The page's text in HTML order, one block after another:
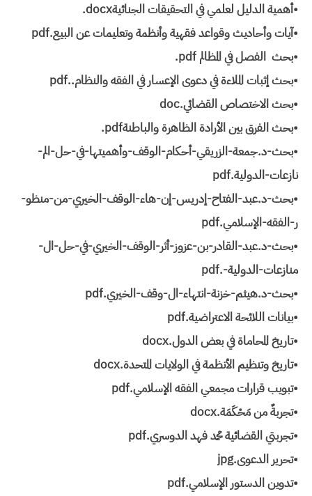
•أهمية الدليل لعلمي في التحقيقات الجنائية‎.docx
•آيات وأحاديث وقواعد فقهية وأنظمة وتعليمات عن البيع.pdf
•بحث الفصل في المظالم ‎.pdf
•‏بحث إثبات الملاءة في دعوى الإعسار في الفقه والنظام..pdf
•بحث الاختصاص القضائي.doc
•بحث الفرق بين الأرادة الظاهرة والباطنة‎.pdf
•بحث-د.جمعة-الزريقي-أحكام-الوقف-وأهميتها-في-حل-الم-
نازعات-الدولية.pdf
•بحث-د.عبد-الفتاح-إدريس-إن-هاء-الوقف-الخيري-من-منظو-
ر-الفقه-الإسلامي.pdf
•بحث-د.عبد-القادر-بن-عزوز-أثر-الوقف-الخيري-في-حل-ال-
منازعات-الدولية-.pdf
•بحث-د.هيثم-خزنة-انتهاء-ال-وقف-الخيري.pdf
•بيانات اللائحة الاعتراضية.pdf
•تاريخ المحاماة في بعض الدول.docx
•تاريخ وتنظيم الأنظمة في الولايات المتحدة.docx
•تبويب قرارات مجمعي الفقه الإسلامي.pdf
•تجربةٌ من مَحْكَمَة.docx
•تجربتي القضائية محمد فهد الدوسري.pdf
•تحرير الدعوى.jpg
•تدوين الدستور الإسلامي.pdf